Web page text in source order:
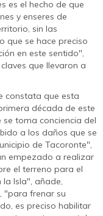
es el hecho de que
y enseres de
sin las
que se hace preciso
en este sentido",
que llevaron a
constata que esta
década de este
se toma conciencia del
a los daños que se
de Tacoronte",
empezado a realizar
el terreno para el
Isla", añade,
"para frenar su
es preciso habilitar